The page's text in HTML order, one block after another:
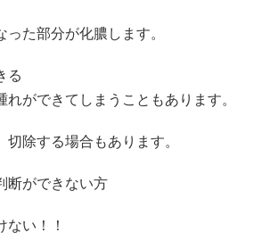
った部分が化膿します。
る
れができてしまうこともあります。
切除する場合もあります。
断ができない方
ない！！